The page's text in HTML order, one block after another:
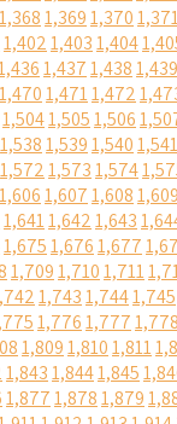
1,3681,3691,370
1,4021,4031,404
1,4371,4381,439
1,4701,4711,472
1,5041,5051,506
1,5381,5391,5401,541
1,5721,5731,574
1,6061,6071,6081,609
1,6411,6421,643
1,6751,6761,677
1,7091,7101,711
1,7431,7441,745
1,7761,7771,778
1,8091,8101,811
1,8431,8441,845
1,8771,8781,879